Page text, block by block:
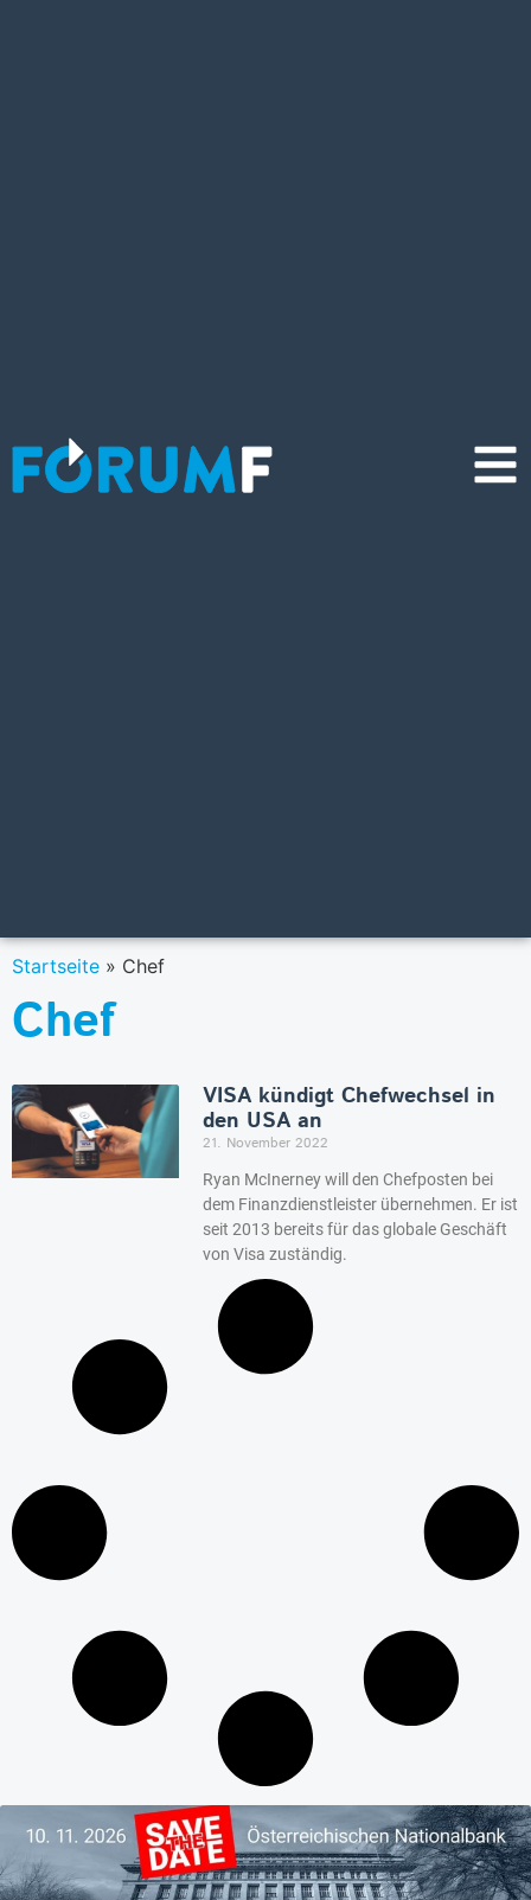
Startseite » Chef
Chef
VISA kündigt Chefwechsel in
den USA an
21. November 2022
Ryan McInerney will den Chefposten bei
dem Finanzdienstleister übernehmen. Er ist
seit 2013 bereits für das globale Geschäft
von Visa zuständig.